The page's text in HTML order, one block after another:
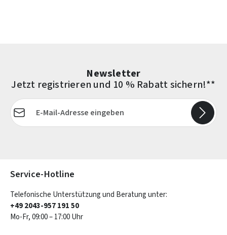
Newsletter
Jetzt registrieren und 10 % Rabatt sichern!**
E-Mail-Adresse*
Service-Hotline
Telefonische Unterstützung und Beratung unter:
+49 2043-957 191 50
Mo-Fr, 09:00 – 17:00 Uhr